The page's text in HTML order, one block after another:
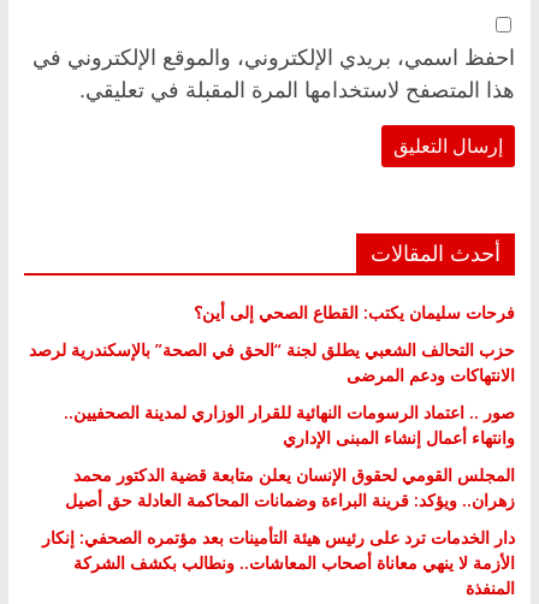
احفظ اسمي، بريدي الإلكتروني، والموقع الإلكتروني في
هذا المتصفح لاستخدامها المرة المقبلة في تعليقي.
أحدث المقالات
فرحات سليمان يكتب: القطاع الصحي إلى أين؟
حزب التحالف الشعبي يطلق لجنة “الحق في الصحة” بالإسكندرية لرصد
الانتهاكات ودعم المرضى
صور .. اعتماد الرسومات النهائية للقرار الوزاري لمدينة الصحفيين..
وانتهاء أعمال إنشاء المبنى الإداري
المجلس القومي لحقوق الإنسان يعلن متابعة قضية الدكتور محمد
زهران.. ويؤكد: قرينة البراءة وضمانات المحاكمة العادلة حق أصيل
دار الخدمات ترد على رئيس هيئة التأمينات بعد مؤتمره الصحفي: إنكار
الأزمة لا ينهي معاناة أصحاب المعاشات.. ونطالب بكشف الشركة
المنفذة